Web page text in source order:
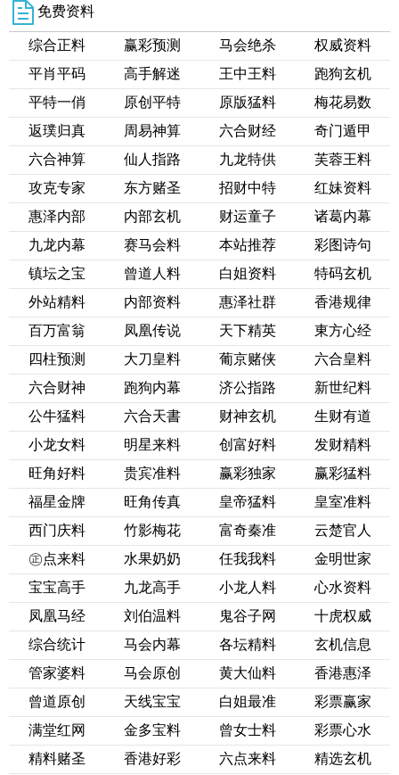
免费资料
综合正料 赢彩预测 马会绝杀
权威资料
平肖平码
高手解迷 王中王料
跑狗玄机
平特一俏
原创平特 原版猛料
梅花易数
返璞归真
周易神算 六合财经
奇门遁甲
六合神算
仙人指路 九龙特供
芙蓉王料
攻克专家
东方赌圣 招财中特
红妹资料
惠泽内部
内部玄机 财运童子
诸葛内幕
九龙内幕
赛马会料 本站推荐
彩图诗句
镇坛之宝
曾道人料 白姐资料
特码玄机
外站精料
内部资料 惠泽社群
香港规律
百万富翁
凤凰传说 天下精英
東方心经
四柱预测
大刀皇料 葡京赌侠
六合皇料
六合财神
跑狗内幕 济公指路
新世纪料
公牛猛料
六合天書 财神玄机
生财有道
小龙女料
明星来料 创富好料
发财精料
旺角好料
贵宾准料 赢彩独家
赢彩猛料
福星金牌
旺角传真 皇帝猛料
皇室准料
西门庆料
竹影梅花 富奇秦准
云楚官人
㊣点来料
水果奶奶 任我我料
金明世家
宝宝高手
九龙高手 小龙人料
心水资料
凤凰马经
刘伯温料 鬼谷子网
十虎权威
综合统计
马会内幕 各坛精料
玄机信息
管家婆料
马会原创 黄大仙料
香港惠泽
曾道原创
天线宝宝 白姐最准
彩票赢家
满堂红网
金多宝料 曾女士料
彩票心水
精料赌圣
香港好彩 六点来料 精选玄机